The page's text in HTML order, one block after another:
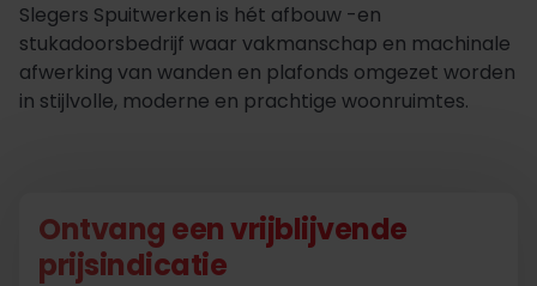
Slegers Spuitwerken is hét afbouw -en
stukadoorsbedrijf waar vakmanschap en machinale
afwerking van wanden en plafonds omgezet worden
in stijlvolle, moderne en prachtige woonruimtes.
Ontvang een vrijblijvende
prijsindicatie